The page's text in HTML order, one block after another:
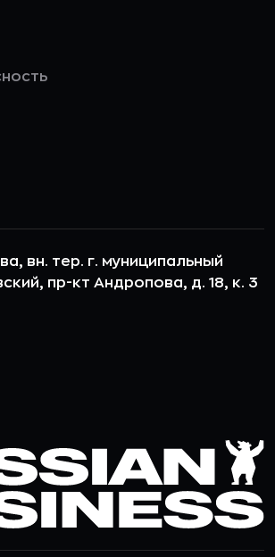
вн. тер. г. муниципальный
пр-кт Андропова, д. 18, к. 3